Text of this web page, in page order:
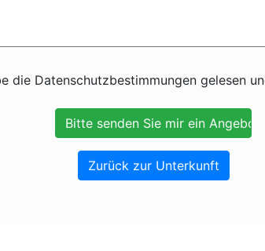
die Datenschutzbestimmungen gelesen
Zurück zur Unterkunft